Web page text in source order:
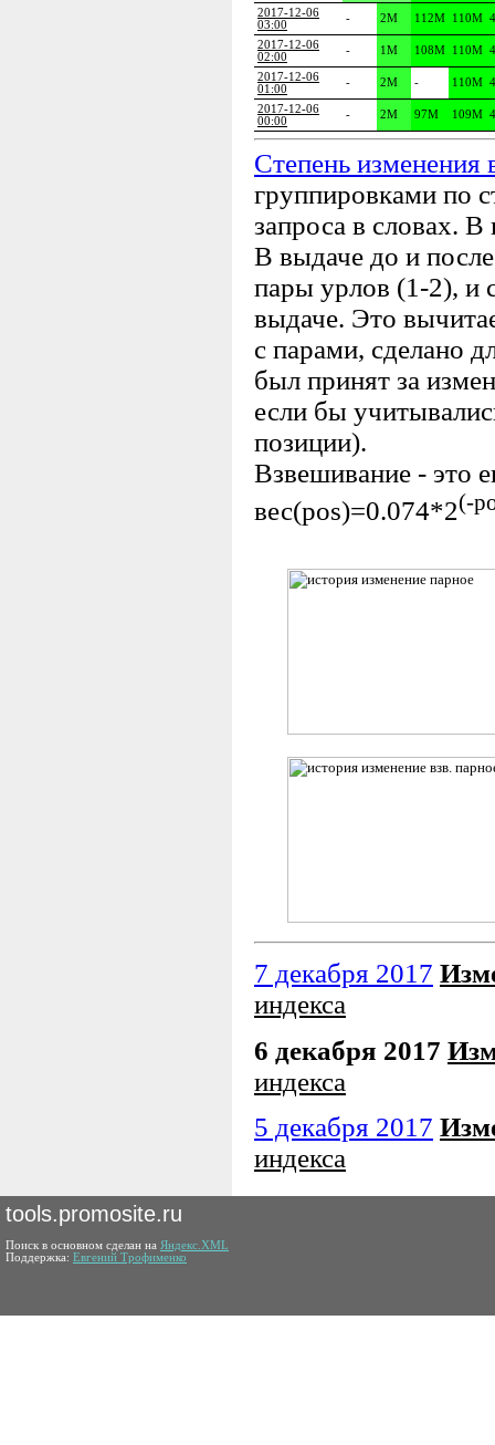
2017-12-06
03:00
- 2M 112M 110M
2017-12-06
02:00
- 1M 108M 110M
2017-12-06
01:00
- 2M - 110M
2017-12-06
00:00
- 2M 97M 109M
Степень изменения
группировками по
запроса в словах.
В выдаче до и
пары урлов (1-2), и
выдаче. Это
с парами, сделано
был принят за
если бы
позиции).
Взвешивание - это
вес(pos)=0.074*2(-
7 декабря 2017
индекса
6 декабря 2017
индекса
5 декабря 2017
индекса
tools.promosite.ru
Поиск в основном сделан на Яндекс.XML
Поддержка: Евгений Трофименко